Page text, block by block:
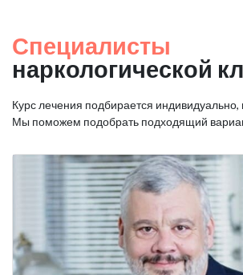
Специалисты
наркологической
Курс лечения подбирается
Мы поможем подобрать подходящий